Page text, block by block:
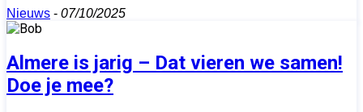
Nieuws - 07/10/2025
Almere is jarig – Dat vieren we samen!
Doe je mee?